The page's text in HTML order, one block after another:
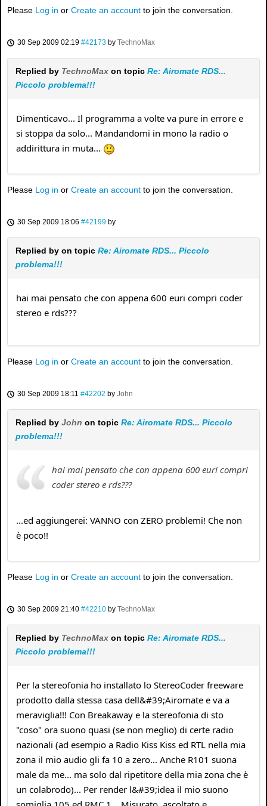
Please Log in or Create an account to join the conversation.
30 Sep 2009 02:19 #42173 by TechnoMax
Replied by TechnoMax on topic Re: Airomate RDS...
Piccolo problema!!!
Dimenticavo... Il programma a volte va pure in errore e
si stoppa da solo... Mandandomi in mono la radio o
addirittura in muta...
Please Log in or Create an account to join the conversation.
30 Sep 2009 18:06 #42199 by
Replied by on topic Re: Airomate RDS... Piccolo
problema!!!
hai mai pensato che con appena 600 euri compri coder
stereo e rds???
Please Log in or Create an account to join the conversation.
30 Sep 2009 18:11 #42202 by John
Replied by John on topic Re: Airomate RDS... Piccolo
problema!!!
hai mai pensato che con appena 600 euri compri
coder stereo e rds???
...ed aggiungerei: VANNO con ZERO problemi! Che non
è poco!!
Please Log in or Create an account to join the conversation.
30 Sep 2009 21:40 #42210 by TechnoMax
Replied by TechnoMax on topic Re: Airomate RDS...
Piccolo problema!!!
Per la stereofonia ho installato lo StereoCoder freeware
prodotto dalla stessa casa dell&#39;Airomate e va a
meraviglia!!! Con Breakaway e la stereofonia di sto
"coso" ora suono quasi (se non meglio) di certe radio
nazionali (ad esempio a Radio Kiss Kiss ed RTL nella mia
zona il mio audio gli fa 10 a zero... Anche R101 suona
male da me... ma solo dal ripetitore della mia zona che è
un colabrodo)... Per render l&#39;idea il mio suono